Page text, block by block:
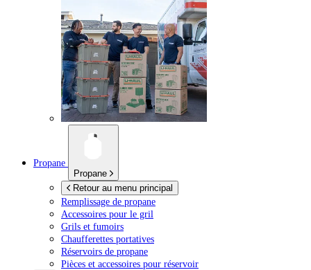
Propane
Propane
Retour au menu principal
Remplissage de propane
Accessoires pour le gril
Grils et fumoirs
Chaufferettes portatives
Réservoirs de propane
Pièces et accessoires pour réservoir